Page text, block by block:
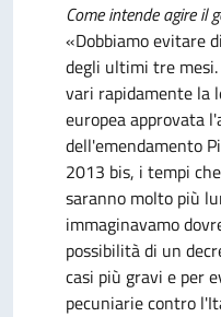
Come intende agire il
«Dobbiamo evitare
degli ultimi tre
vari rapidamente la
europea approvata
dell'emendamento
2013 bis, i tempi
saranno molto più
immaginavamo
possibilità di un
casi più gravi e per
pecuniarie contro